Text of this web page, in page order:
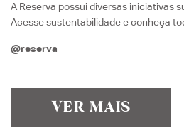
A Reserva possui diversas iniciativas
Acessesustentabilidadee conheça
@reserva
VER MAIS